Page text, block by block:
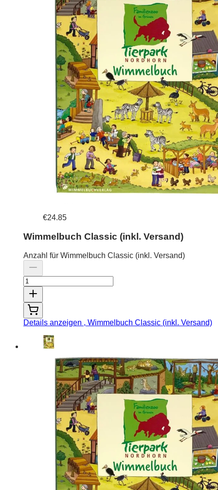
€24.85
Wimmelbuch Classic (inkl. Versand)
Anzahl für Wimmelbuch Classic (inkl. Versand)
Details anzeigen , Wimmelbuch Classic (inkl. Versand)